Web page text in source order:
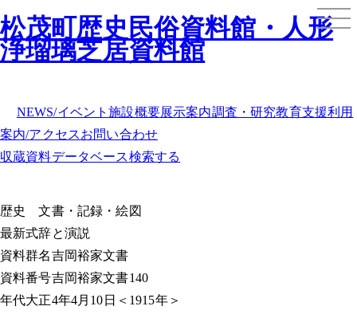
松茂町歴史民俗資料館・人形
浄瑠璃芝居資料館
NEWS/イベント施設概要展示案内調査・研究教育支援利用
案内/アクセスお問い合わせ
収蔵資料データベース検索する
歴史
文書・記録・絵図
最新式辞と演説
資料群名吉岡裕家文書
資料番号吉岡裕家文書140
年代大正4年4月10日＜1915年＞